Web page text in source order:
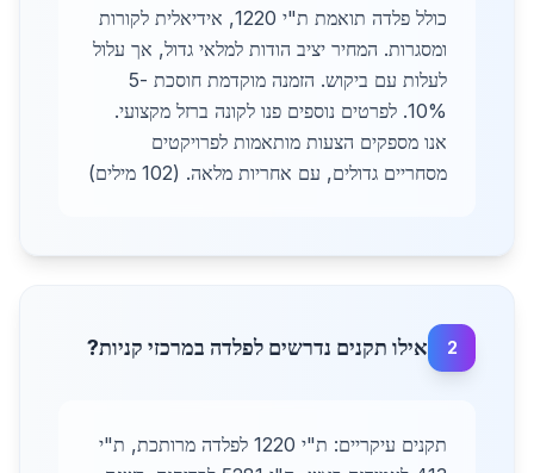
כולל פלדה תואמת ת"י 1220, אידיאלית לקורות
ומסגרות. המחיר יציב הודות למלאי גדול, אך עלול
לעלות עם ביקוש. הזמנה מוקדמת חוסכת 5-
10%. לפרטים נוספים פנו לקונה ברזל מקצועי.
אנו מספקים הצעות מותאמות לפרויקטים
מסחריים גדולים, עם אחריות מלאה. (102 מילים)
2 אילו תקנים נדרשים לפלדה במרכזי קניות?
תקנים עיקריים: ת"י 1220 לפלדה מרותכת, ת"י